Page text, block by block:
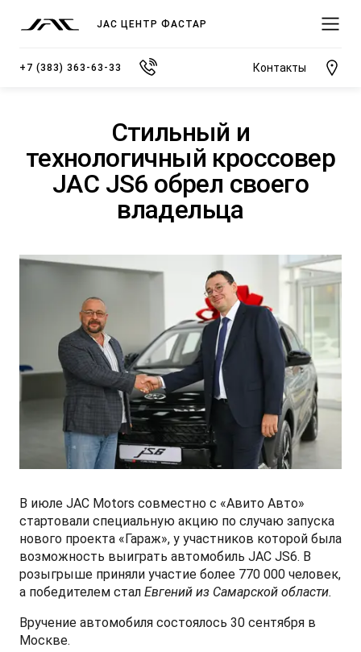
JAC ЦЕНТР ФАСТАР
МОДЕЛИ
JS3 Кроссовер
от 1 484 000 ₽*
JS6 Кроссовер
от 1 949 000 ₽*
от 1 749 000 ₽*
JAC T8 Пикап
ПОКУПАТЕЛЯМ
Видеообзоры модельного ряда JAC
ФИНАНСЫ И УСЛУГИ
Кредитование
ВЛАДЕЛЬЦАМ
Полезная информация
ПОДДЕРЖКА
Помощь на дорогах
Дополнительные программы помощи на дорогах
Руководство по обслуживанию и гарантия
Руководства по эксплуатации
О КОМПАНИИ
СМИ о нас
Контакты
Правовая информация
+7 (383) 363-63-33 Контакты
Стильный и
технологичный кроссовер
JAC JS6 обрел своего
владельца
В июле JAC Motors совместно с «Авито Авто»
стартовали специальную акцию по случаю запуска
нового проекта «Гараж», у участников которой была
возможность выиграть автомобиль JAC JS6. В
розыгрыше приняли участие более 770 000 человек,
а победителем стал Евгений из Самарской области.
Вручение автомобиля состоялось 30 сентября в
Москве.